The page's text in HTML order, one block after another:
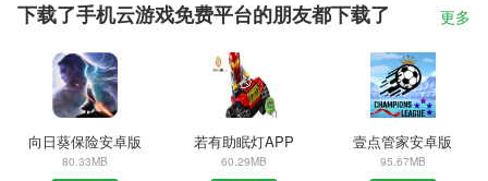
下载了手机云游戏免费平台的朋友都下载了 更多
向日葵保险安卓版
80.33MB
若有助眠灯APP
60.29MB
壹点管家安卓版
95.67MB